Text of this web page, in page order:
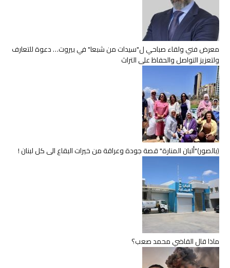
معرض فني ولقاء صباحي ل"سيدات من شبعا" في بيروت… دعوة للتعارف
ولتعزيز التواصل والحفاظ على التراث
(بالصور)"ألبان المنارة" قصة جودة وعراقة من خيرات البقاع الى كل لبنان !
ماذا قال القاضي محمد صعب؟